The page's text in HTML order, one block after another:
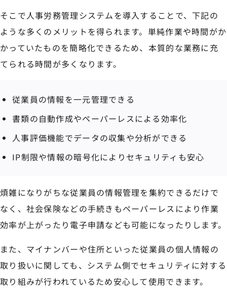
そこで人事労務管理システムを導入することで、下記の
ような多くのメリットを得られます。単純作業や時間がか
かっていたものを簡略化できるため、本質的な業務に充
てられる時間が多くなります。
従業員の情報を一元管理できる
書類の自動作成やペーパーレスによる効率化
人事評価機能でデータの収集や分析ができる
IP制限や情報の暗号化によりセキュリティも安心
煩雑になりがちな従業員の情報管理を集約できるだけで
なく、社会保険などの手続きもペーパーレスにより作業
効率が上がったり電子申請なども可能になったりします。
また、マイナンバーや住所といった従業員の個人情報の
取り扱いに関しても、システム側でセキュリティに対する
取り組みが行われているため安心して使用できます。